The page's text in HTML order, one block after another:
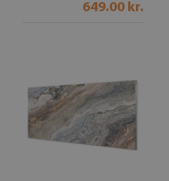
649.00 kr.